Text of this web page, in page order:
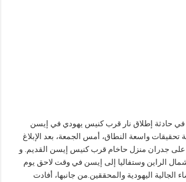
في حادثة إطلاق نار قرب كنيس يهودي في إيسن
تحقيقات واسعة النطاق، أمس الجمعة، بعد الإبلاغ
جدران منزل حاخام قرب كنيس إيسن القديم. و
الراين وستفاليا إلى إيسن في وقت لاحق يوم
الجالية اليهودية والمحققين.من جانبها، أفادت